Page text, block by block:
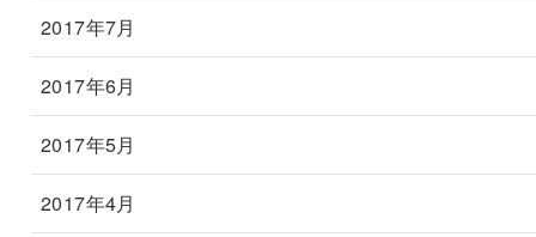
2017年7月
2017年6月
2017年5月
2017年4月